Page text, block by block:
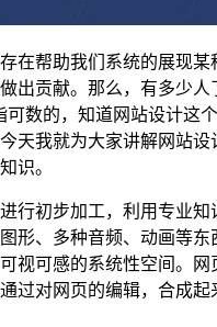
在帮助我们系统的展现某
出贡献。那么，有多少人
可数的，知道网站设计这
天我就为大家讲解网站设
识。
行初步加工，利用专业知
形、多种音频、动画等东
视可感的系统性空间。网
过对网页的编辑，合成起